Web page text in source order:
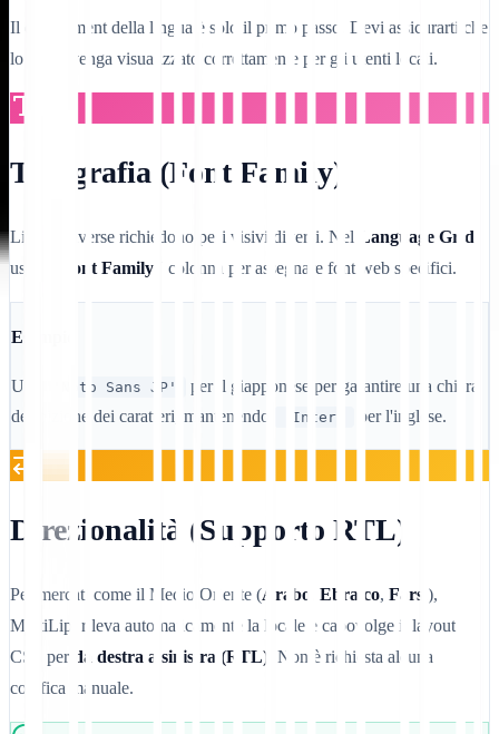
Il deployment della lingua è solo il primo passo. Devi assicurarti che
lo script venga visualizzato correttamente per gli utenti locali.
Tipografia (Font Family)
Lingue diverse richiedono pesi visivi diversi. Nel Language Grid
usa il
"Font Family" colonna per assegnare font web specifici.
Esempio
Usa 'Noto Sans JP'
per il giapponese per garantire una chiara
definizione dei caratteri, mantenendo
'Inter' per l'inglese.
Direzionalità (Supporto RTL)
Per mercati come il Medio Oriente (Arabo Ebraico, Farsi ),
MultiLipi rileva automaticamente la locale e capovolge il layout
CSS per da destra a sinistra (RTL) . Non è richiesta alcuna
codifica manuale.